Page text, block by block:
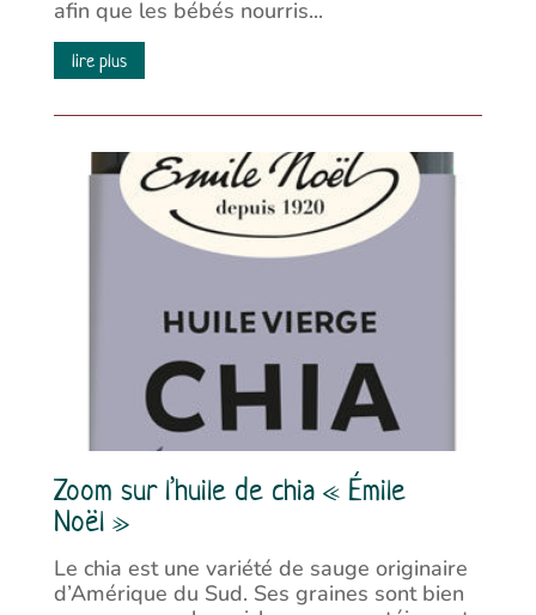
afin que les bébés nourris...
lire plus
Zoom sur l’huile de chia « Émile
Noël »
Le chia est une variété de sauge originaire
d’Amérique du Sud. Ses graines sont bien